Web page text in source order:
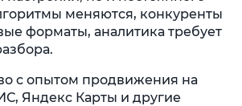
меняются, конкуренты
форматы, аналитика требует
с опытом продвижения на
Яндекс Карты и другие